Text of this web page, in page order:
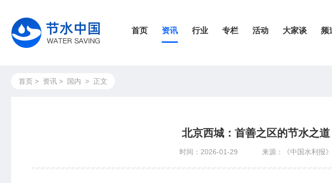
首页 资讯 行业 专栏 活动 大家谈 频
首页 > 资讯 > 国内 > 正文
北京西城：首善之区的节水之道
时间：2026-01-29 来源：《中国水利报》